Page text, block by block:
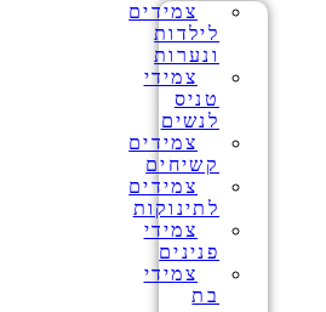
צמידים
לילדות
ונערות
צמידי
טניס
לנשים
צמידים
קשיחים
צמידים
לתינוקות
צמידי
פנינים
צמידי
בת